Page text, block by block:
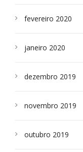
fevereiro 2020
janeiro 2020
dezembro 2019
novembro 2019
outubro 2019